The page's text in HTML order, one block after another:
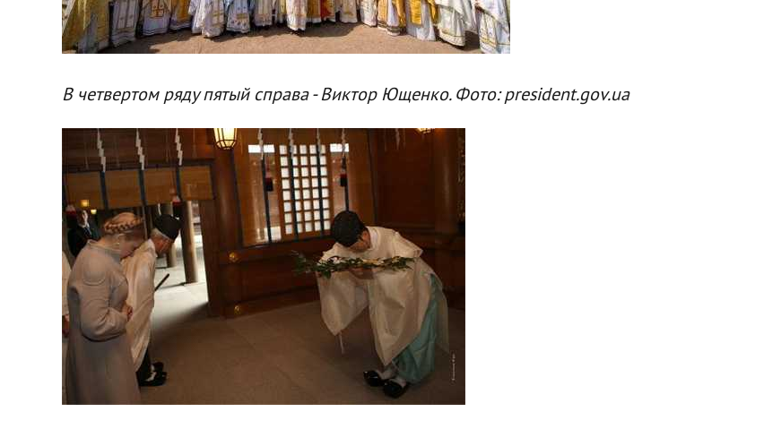
В четвертом ряду пятый справа - Виктор Ющенко. Фото: president.gov.ua